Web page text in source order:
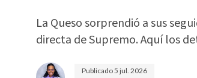
La Queso sorprendió a sus
directa de Supremo. Aquí los
Publicado5 jul. 2026